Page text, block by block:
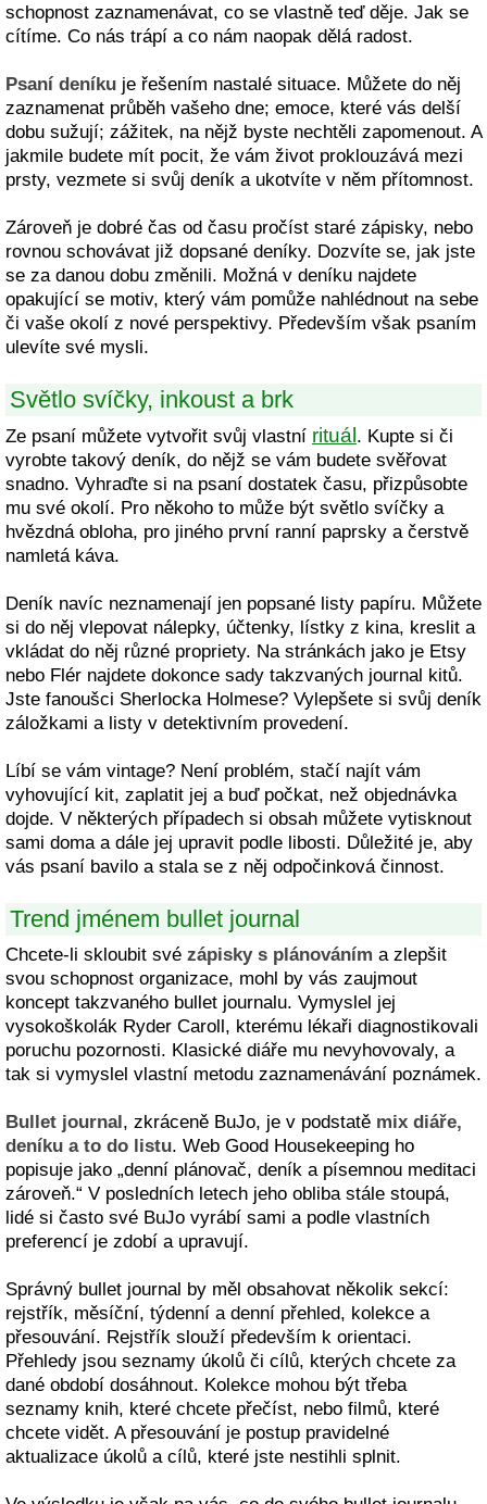
schopnost zaznamenávat, co se vlastně teď děje. Jak se
cítíme. Co nás trápí a co nám naopak dělá radost.
Psaní deníku je řešením nastalé situace. Můžete do něj
zaznamenat průběh vašeho dne; emoce, které vás delší
dobu sužují; zážitek, na nějž byste nechtěli zapomenout. A
jakmile budete mít pocit, že vám život proklouzává mezi
prsty, vezmete si svůj deník a ukotvíte v něm přítomnost.
Zároveň je dobré čas od času pročíst staré zápisky, nebo
rovnou schovávat již dopsané deníky. Dozvíte se, jak jste
se za danou dobu změnili. Možná v deníku najdete
opakující se motiv, který vám pomůže nahlédnout na sebe
či vaše okolí z nové perspektivy. Především však psaním
ulevíte své mysli.
Světlo svíčky, inkoust a brk
Ze psaní můžete vytvořit svůj vlastní rituál . Kupte si či
vyrobte takový deník, do nějž se vám budete svěřovat
snadno. Vyhraďte si na psaní dostatek času, přizpůsobte
mu své okolí. Pro někoho to může být světlo svíčky a
hvězdná obloha, pro jiného první ranní paprsky a čerstvě
namletá káva.
Deník navíc neznamenají jen popsané listy papíru. Můžete
si do něj vlepovat nálepky, účtenky, lístky z kina, kreslit a
vkládat do něj různé propriety. Na stránkách jako je Etsy
nebo Flér najdete dokonce sady takzvaných journal kitů.
Jste fanoušci Sherlocka Holmese? Vylepšete si svůj deník
záložkami a listy v detektivním provedení.
Líbí se vám vintage? Není problém, stačí najít vám
vyhovující kit, zaplatit jej a buď počkat, než objednávka
dojde. V některých případech si obsah můžete vytisknout
sami doma a dále jej upravit podle libosti. Důležité je, aby
vás psaní bavilo a stala se z něj odpočinková činnost.
Trend jménem bullet journal
Chcete-li skloubit své zápisky s plánováním a zlepšit
svou schopnost organizace, mohl by vás zaujmout
koncept takzvaného bullet journalu. Vymyslel jej
vysokoškolák Ryder Caroll, kterému lékaři diagnostikovali
poruchu pozornosti. Klasické diáře mu nevyhovovaly, a
tak si vymyslel vlastní metodu zaznamenávání poznámek.
Bullet journal, zkráceně BuJo, je v podstatě mix diáře,
deníku a to do listu. Web Good Housekeeping ho
popisuje jako „denní plánovač, deník a písemnou meditaci
zároveň.“ V posledních letech jeho obliba stále stoupá,
lidé si často své BuJo vyrábí sami a podle vlastních
preferencí je zdobí a upravují.
Správný bullet journal by měl obsahovat několik sekcí:
rejstřík, měsíční, týdenní a denní přehled, kolekce a
přesouvání. Rejstřík slouží především k orientaci.
Přehledy jsou seznamy úkolů či cílů, kterých chcete za
dané období dosáhnout. Kolekce mohou být třeba
seznamy knih, které chcete přečíst, nebo filmů, které
chcete vidět. A přesouvání je postup pravidelné
aktualizace úkolů a cílů, které jste nestihli splnit.